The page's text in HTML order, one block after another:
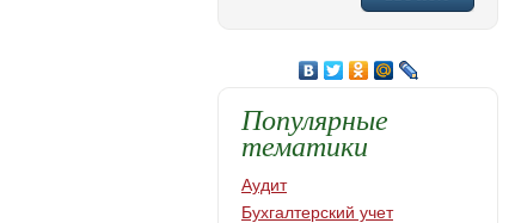
Популярные
тематики
Аудит
Бухгалтерский учет